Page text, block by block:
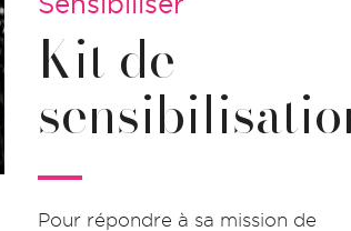
Kit de
Pour répondre à sa mission de